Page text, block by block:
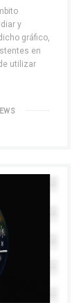
y
gráfico,
en
utilizar